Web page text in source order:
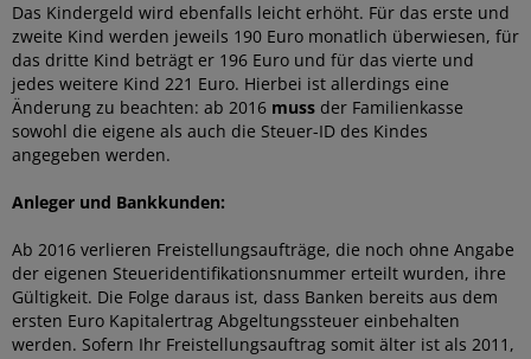
Das Kindergeld wird ebenfalls leicht erhöht. Für das erste und
zweite Kind werden jeweils 190 Euro monatlich überwiesen, für
das dritte Kind beträgt er 196 Euro und für das vierte und
jedes weitere Kind 221 Euro. Hierbei ist allerdings eine
Änderung zu beachten: ab 2016 muss der Familienkasse
sowohl die eigene als auch die Steuer-ID des Kindes
angegeben werden.
Anleger und Bankkunden:
Ab 2016 verlieren Freistellungsaufträge, die noch ohne Angabe
der eigenen Steueridentifikationsnummer erteilt wurden, ihre
Gültigkeit. Die Folge daraus ist, dass Banken bereits aus dem
ersten Euro Kapitalertrag Abgeltungssteuer einbehalten
werden. Sofern Ihr Freistellungsauftrag somit älter ist als 2011,